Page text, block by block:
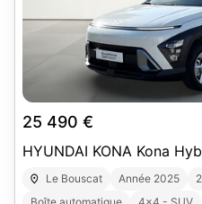
25 490 €
HYUNDAI KONA Kona
Le Bouscat Année 2025